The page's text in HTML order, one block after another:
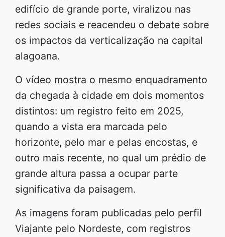
edifício de grande porte, viralizou nas
redes sociais e reacendeu o debate sobre
os impactos da verticalização na capital
alagoana.
O vídeo mostra o mesmo enquadramento
da chegada à cidade em dois momentos
distintos: um registro feito em 2025,
quando a vista era marcada pelo
horizonte, pelo mar e pelas encostas, e
outro mais recente, no qual um prédio de
grande altura passa a ocupar parte
significativa da paisagem.
As imagens foram publicadas pelo perfil
Viajante pelo Nordeste, com registros